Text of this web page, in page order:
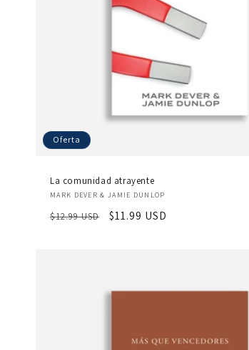
Oferta
La comunidad atrayente
Proveedor:
MARK DEVER & JAMIE DUNLOP
Precio
$12.99 USD
Precio
$11.99 USD